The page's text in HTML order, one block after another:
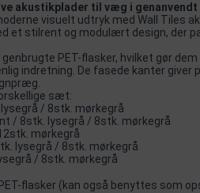
akustikplader til væg i genanvendt
visuelt udtryk med Wall Tiles
et stilrent og modulært design, der
PET-flasker, hvilket gør
indretning. De fasede kanter
sæt:
/ 8stk. mørkegrå
/ 8stk. lysegrå / 8stk. mørkegrå
mørkegrå
lysegrå / 8stk. mørkegrå
/ 8stk. mørkegrå
flasker (kan også benyttes som